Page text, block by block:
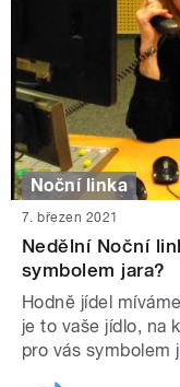
Noční linka
7. březen 2021
Nedělní Noční
symbolem jara?
Hodně jídel
je to vaše jídlo, na
pro vás symbolem